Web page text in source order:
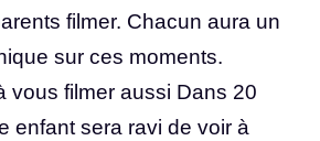
filmer. Chacun aura un
sur ces moments.
vous filmer aussi Dans 20
enfant sera ravi de voir à